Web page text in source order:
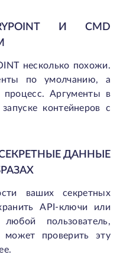
И CMD
несколько похожи.
по умолчанию, а
процесс. Аргументы в
контейнеров с
ДАННЫЕ
ваших секретных
API-ключи или
пользователь,
проверить эту